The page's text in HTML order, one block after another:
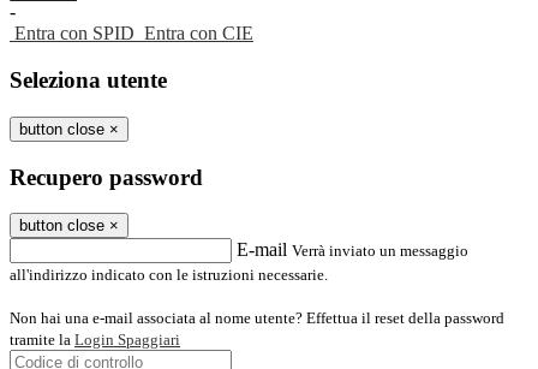
-
Entra con SPID Entra con CIE
Seleziona utente
button close ×
Recupero password
button close ×
E-mail Verrà inviato un messaggio
all'indirizzo indicato con le istruzioni necessarie.
Non hai una e-mail associata al nome utente? Effettua il reset della password
tramite la Login Spaggiari